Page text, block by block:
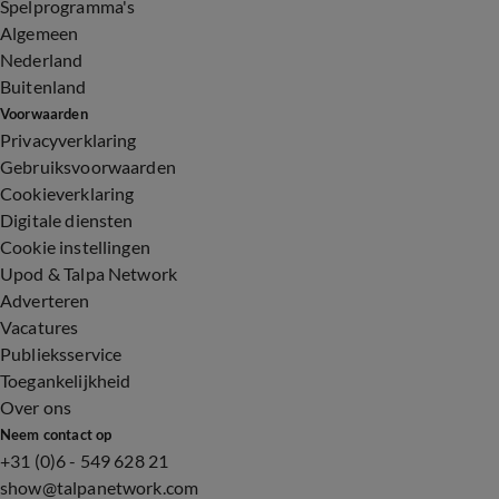
Spelprogramma's
Algemeen
Nederland
Buitenland
Voorwaarden
Privacyverklaring
Gebruiksvoorwaarden
Cookieverklaring
Digitale diensten
Cookie instellingen
Upod & Talpa Network
Adverteren
Vacatures
Publieksservice
Toegankelijkheid
Over ons
Neem contact op
+31 (0)6 - 549 628 21
show@talpanetwork.com